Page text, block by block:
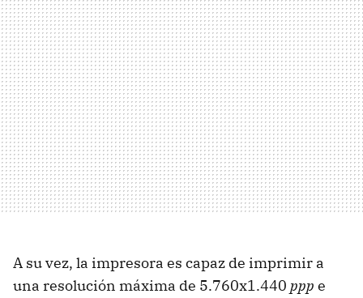
A su vez, la impresora es capaz de imprimir a
una resolución máxima de 5.760x1.440 ppp e